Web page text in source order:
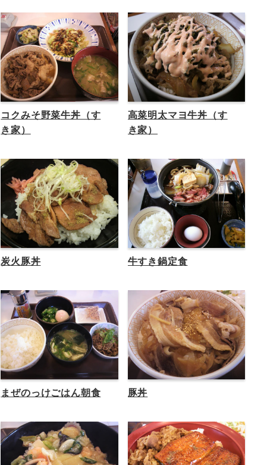
コクみそ野菜牛丼（す
き家）
高菜明太マヨ牛丼（す
き家）
炭火豚丼 牛すき鍋定食
まぜのっけごはん朝食 豚丼